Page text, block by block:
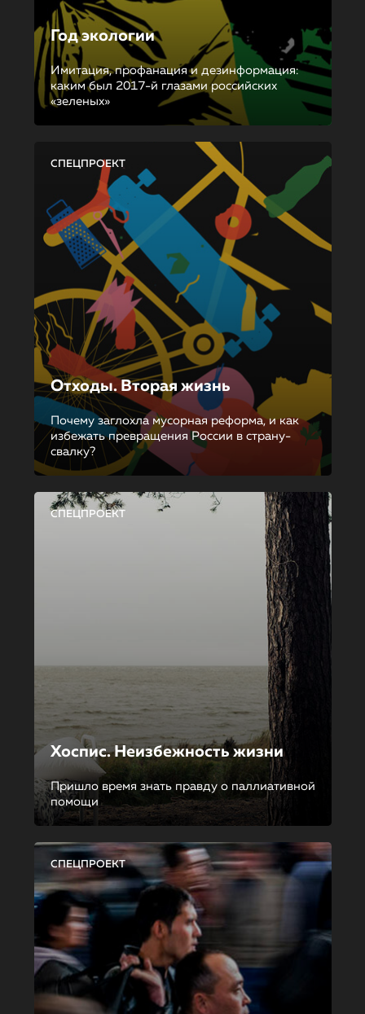
Год экологии
Имитация, профанация и дезинформация:
каким был 2017-й глазами российских
«зеленых»
СПЕЦПРОЕКТ
Отходы. Вторая жизнь
Почему заглохла мусорная реформа, и как
избежать превращения России в страну-
свалку?
СПЕЦПРОЕКТ
Хоспис. Неизбежность жизни
Пришло время знать правду о паллиативной
помощи
СПЕЦПРОЕКТ